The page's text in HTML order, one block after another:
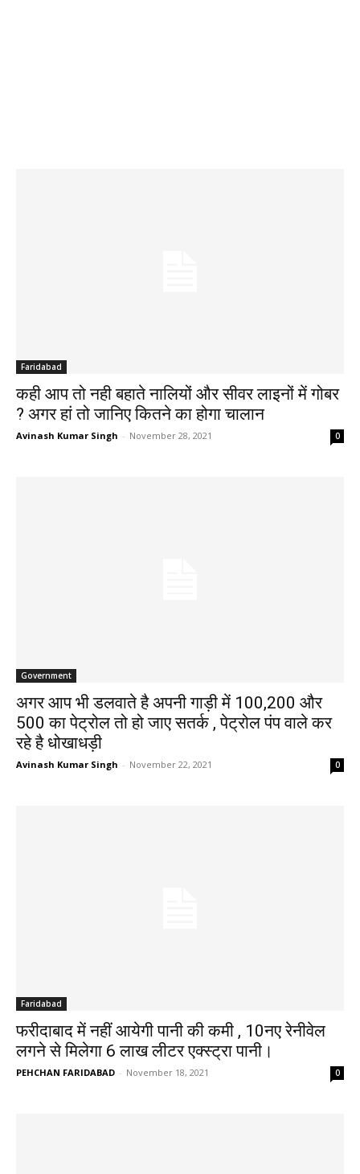
Faridabad
कही आप तो नही बहाते नालियों और सीवर लाइनों में गोबर
? अगर हां तो जानिए कितने का होगा चालान
Avinash Kumar Singh - November 28, 2021 0
Government
अगर आप भी डलवाते है अपनी गाड़ी में 100,200 और
500 का पेट्रोल तो हो जाए सतर्क , पेट्रोल पंप वाले कर
रहे है धोखाधड़ी
Avinash Kumar Singh - November 22, 2021 0
Faridabad
फरीदाबाद में नहीं आयेगी पानी की कमी , 10नए रेनीवेल
लगने से मिलेगा 6 लाख लीटर एक्स्ट्रा पानी।
PEHCHAN FARIDABAD - November 18, 2021 0